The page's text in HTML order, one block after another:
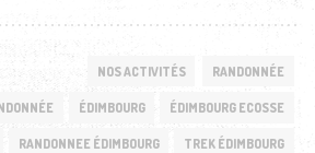
NOS ACTIVITÉS RANDONNÉE
ÉDIMBOURG ÉDIMBOURG ECOSSE
RANDONNEE ÉDIMBOURG TREK ÉDIMBOURG